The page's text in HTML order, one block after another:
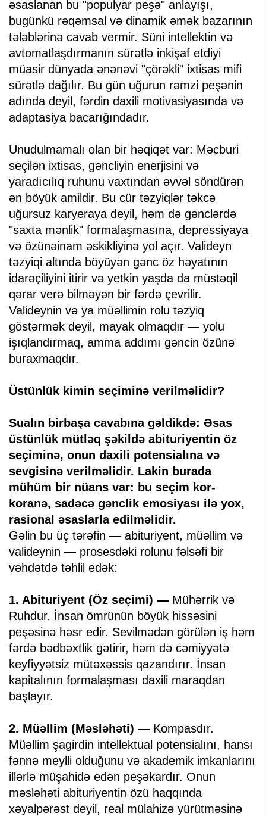
əsaslanan bu "populyar peşə" anlayışı,
bugünkü rəqəmsal və dinamik əmək bazarının
tələblərinə cavab vermir. Süni intellektin və
avtomatlaşdırmanın sürətlə inkişaf etdiyi
müasir dünyada ənənəvi "çörəkli" ixtisas mifi
sürətlə dağılır. Bu gün uğurun rəmzi peşənin
adında deyil, fərdin daxili motivasiyasında və
adaptasiya bacarığındadır.
Unudulmamalı olan bir həqiqət var: Məcburi
seçilən ixtisas, gəncliyin enerjisini və
yaradıcılıq ruhunu vaxtından əvvəl söndürən
ən böyük amildir. Bu cür təzyiqlər təkcə
uğursuz karyeraya deyil, həm də gənclərdə
"saxta mənlik" formalaşmasına, depressiyaya
və özünəinam əskikliyinə yol açır. Valideyn
təzyiqi altında böyüyən gənc öz həyatının
idarəçiliyini itirir və yetkin yaşda da müstəqil
qərar verə bilməyən bir fərdə çevrilir.
Valideynin və ya müəllimin rolu təzyiq
göstərmək deyil, mayak olmaqdır — yolu
işıqlandırmaq, amma addımı gəncin özünə
buraxmaqdır.
Üstünlük kimin seçiminə verilməlidir?
Sualın birbaşa cavabına gəldikdə: Əsas
üstünlük mütləq şəkildə abituriyentin öz
seçiminə, onun daxili potensialına və
sevgisinə verilməlidir. Lakin burada
mühüm bir nüans var: bu seçim kor-
koranə, sadəcə gənclik emosiyası ilə yox,
rasional əsaslarla edilməlidir.
Gəlin bu üç tərəfin — abituriyent, müəllim və
valideynin — prosesdəki rolunu fəlsəfi bir
vəhdətdə təhlil edək:
1. Abituriyent (Öz seçimi) — Mühərrik və
Ruhdur. İnsan ömrünün böyük hissəsini
peşəsinə həsr edir. Sevilmədən görülən iş həm
fərdə bədbəxtlik gətirir, həm də cəmiyyətə
keyfiyyətsiz mütəxəssis qazandırır. İnsan
kapitalının formalaşması daxili maraqdan
başlayır.
2. Müəllim (Məsləhəti) — Kompasdır.
Müəllim şagirdin intellektual potensialını, hansı
fənnə meylli olduğunu və akademik imkanlarını
illərlə müşahidə edən peşəkardır. Onun
məsləhəti abituriyentin özü haqqında
xəyalpərəst deyil, real mülahizə yürütməsinə